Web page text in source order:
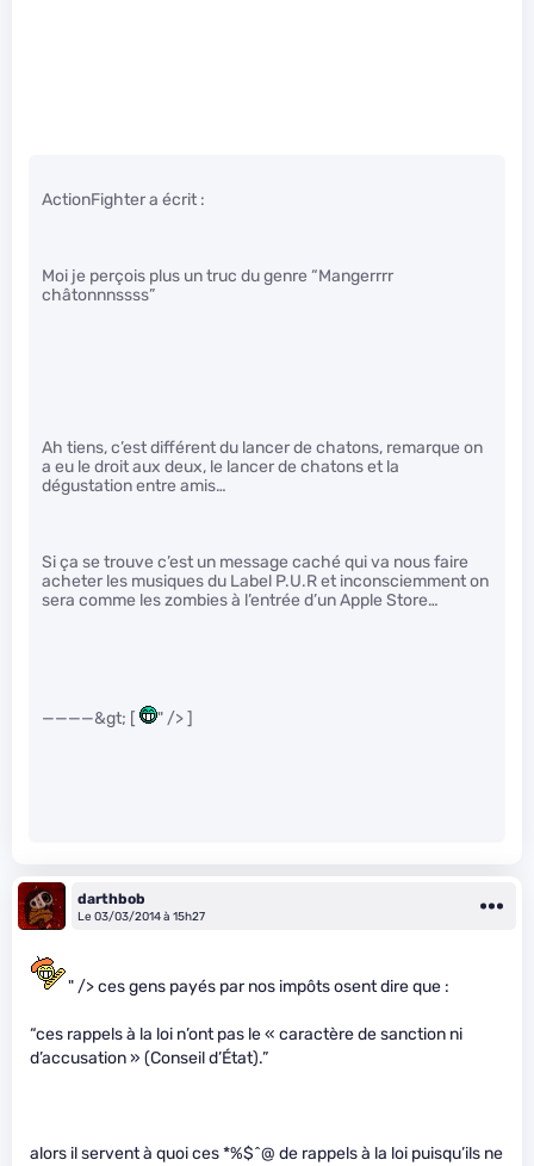
ActionFighter a écrit :
Moi je perçois plus un truc du genre “Mangerrrr
châtonnnssss”
Ah tiens, c’est différent du lancer de chatons, remarque on
a eu le droit aux deux, le lancer de chatons et la
dégustation entre amis…
Si ça se trouve c’est un message caché qui va nous faire
acheter les musiques du Label P.U.R et inconsciemment on
sera comme les zombies à l’entrée d’un Apple Store…
————&gt; [ " /> ]
darthbob
Le 03/03/2014 à 15h27
" /> ces gens payés par nos impôts osent dire que :
“ces rappels à la loi n’ont pas le « caractère de sanction ni
d’accusation » (Conseil d’État).”
alors il servent à quoi ces *%$^@ de rappels à la loi puisqu’ils ne